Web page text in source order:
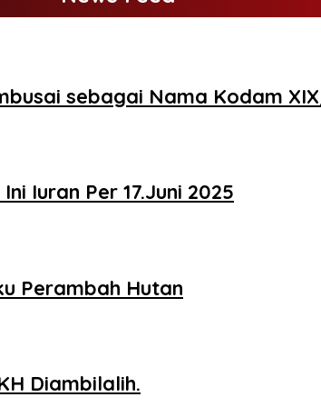
sebagai Nama Kodam
Iuran Per 17.Juni 2025
Perambah Hutan
Diambilalih.